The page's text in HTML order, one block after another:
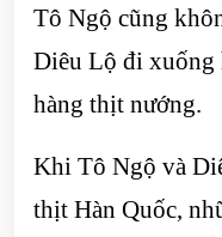
Tô Ngộ cũng
Diêu Lộ đi xuống
hàng thịt nướng.
Khi Tô Ngộ và
thịt Hàn Quốc,